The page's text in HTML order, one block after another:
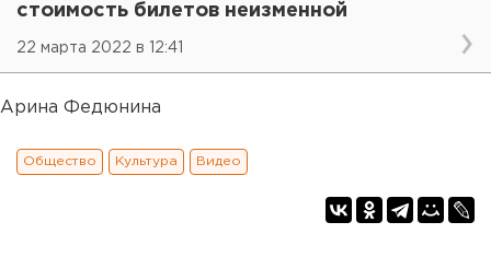
стоимость билетов неизменной
22 марта 2022 в 12:41
Арина Федюнина
Общество Культура Видео